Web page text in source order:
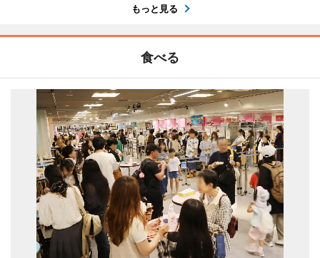
もっと見る
食べる